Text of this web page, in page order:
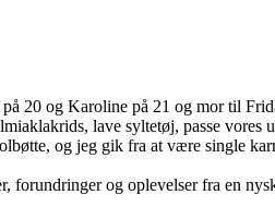
20 og Karoline på 21 og mor til
lave syltetøj, passe vores
og jeg gik fra at være single
forundringer og oplevelser fra en